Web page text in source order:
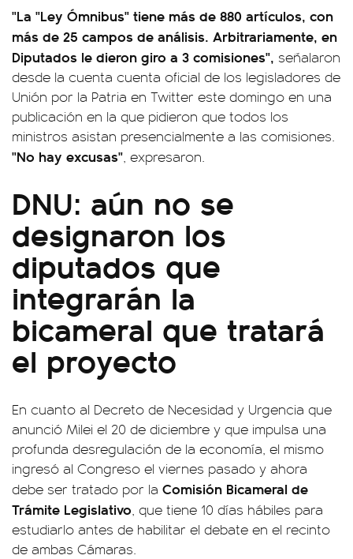
"La "Ley Ómnibus" tiene más de 880 artículos, con
más de 25 campos de análisis. Arbitrariamente, en
Diputados le dieron giro a 3 comisiones", señalaron
desde la cuenta cuenta oficial de los legisladores de
Unión por la Patria en Twitter este domingo en una
publicación en la que pidieron que todos los
ministros asistan presencialmente a las comisiones.
"No hay excusas", expresaron.
DNU: aún no se
designaron los
diputados que
integrarán la
bicameral que tratará
el proyecto
En cuanto al Decreto de Necesidad y Urgencia que
anunció Milei el 20 de diciembre y que impulsa una
profunda desregulación de la economía, el mismo
ingresó al Congreso el viernes pasado y ahora
debe ser tratado por la Comisión Bicameral de
Trámite Legislativo, que tiene 10 días hábiles para
estudiarlo antes de habilitar el debate en el recinto
de ambas Cámaras.